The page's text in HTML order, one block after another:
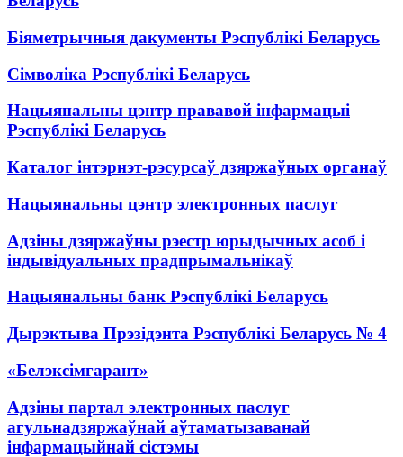
Біяметрычныя дакументы Рэспублікі Беларусь
Сімволіка Рэспублікі Беларусь
Нацыянальны цэнтр прававой інфармацыі
Рэспублікі Беларусь
Каталог інтэрнэт-рэсурсаў дзяржаўных органаў
Нацыянальны цэнтр электронных паслуг
Адзіны дзяржаўны рэестр юрыдычных асоб і
індывідуальных прадпрымальнікаў
Нацыянальны банк Рэспублікі Беларусь
Дырэктыва Прэзідэнта Рэспублікі Беларусь № 4
«Белэксімгарант»
Адзіны партал электронных паслуг
агульнадзяржаўнай аўтаматызаванай
інфармацыйнай сістэмы